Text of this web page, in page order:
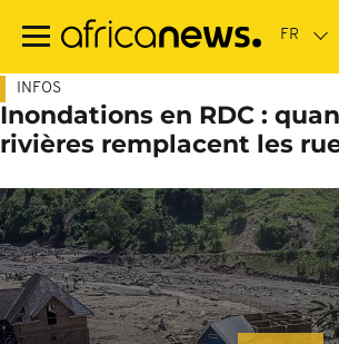
contenu
INFOS
Inondations en RDC :
rivières remplacent les